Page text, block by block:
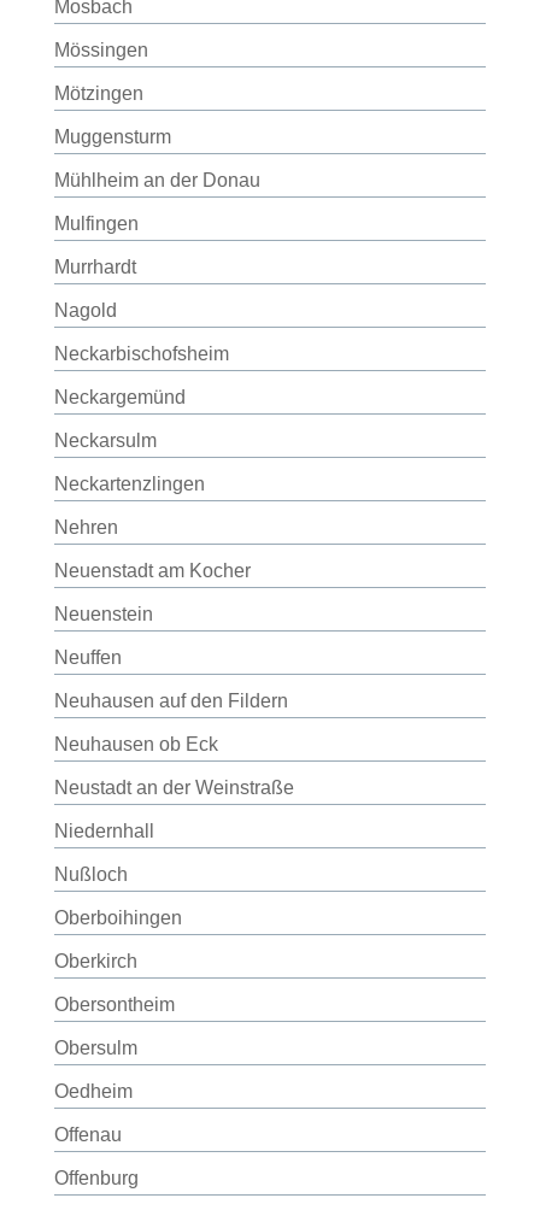
Mosbach
Mössingen
Mötzingen
Muggensturm
Mühlheim an der Donau
Mulfingen
Murrhardt
Nagold
Neckarbischofsheim
Neckargemünd
Neckarsulm
Neckartenzlingen
Nehren
Neuenstadt am Kocher
Neuenstein
Neuffen
Neuhausen auf den Fildern
Neuhausen ob Eck
Neustadt an der Weinstraße
Niedernhall
Nußloch
Oberboihingen
Oberkirch
Obersontheim
Obersulm
Oedheim
Offenau
Offenburg